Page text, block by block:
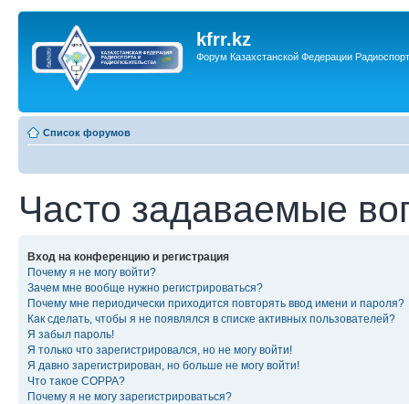
kfrr.kz
Форум Казахстанской Федерации
Список форумов
Часто задаваемые
Вход на конференцию и регистрация
Почему я не могу войти?
Зачем мне вообще нужно регистрироваться?
Почему мне периодически приходится повторять ввод имени и пароля?
Как сделать, чтобы я не появлялся в списке активных пользователей?
Я забыл пароль!
Я только что зарегистрировался, но не могу войти!
Я давно зарегистрирован, но больше не могу войти!
Что такое COPPA?
Почему я не могу зарегистрироваться?